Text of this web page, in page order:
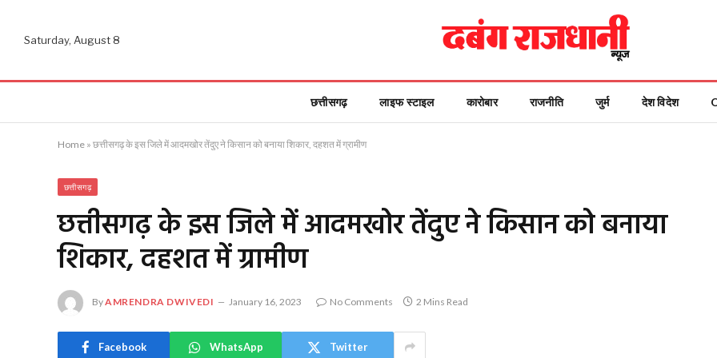
Saturday, August 8
छत्तीसगढ़ लाइफ स्टाइल कारोबार राजनीति जुर्म देश विदेश
Home » छत्तीसगढ़ के इस जिले में आदमखोर तेंदुए ने किसान को बनाया शिकार, दहशत में ग्रामीण
छत्तीसगढ़
छत्तीसगढ़ के इस जिले में आदमखोर तेंदुए ने किसान को बनाया
शिकार, दहशत में ग्रामीण
ByAMRENDRA DWIVEDI January 16, 2023 No Comments 2 Mins Read
Facebook WhatsApp Twitter